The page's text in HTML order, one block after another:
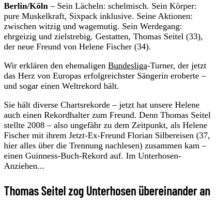
Berlin/Köln – Sein Lächeln: schelmisch. Sein Körper:
pure Muskelkraft, Sixpack inklusive. Seine Aktionen:
zwischen witzig und wagemutig. Sein Werdegang:
ehrgeizig und zielstrebig. Gestatten, Thomas Seitel (33),
der neue Freund von Helene Fischer (34).
Wir erklären den ehemaligen Bundesliga-Turner, der jetzt
das Herz von Europas erfolgreichster Sängerin eroberte –
und sogar einen Weltrekord hält.
Sie hält diverse Chartsrekorde – jetzt hat unsere Helene
auch einen Rekordhalter zum Freund. Denn Thomas Seitel
stellte 2008 – also ungefähr zu dem Zeitpunkt, als Helene
Fischer mit ihrem Jetzt-Ex-Freund Florian Silbereisen (37,
hier alles über die Trennung nachlesen) zusammen kam –
einen Guinness-Buch-Rekord auf. Im Unterhosen-
Anziehen...
Thomas Seitel zog Unterhosen übereinander an